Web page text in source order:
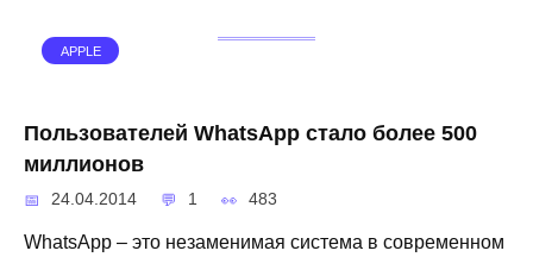
APPLE
Пользователей WhatsApp стало более 500
миллионов
24.04.2014 1 483
WhatsApp – это незаменимая система в современном